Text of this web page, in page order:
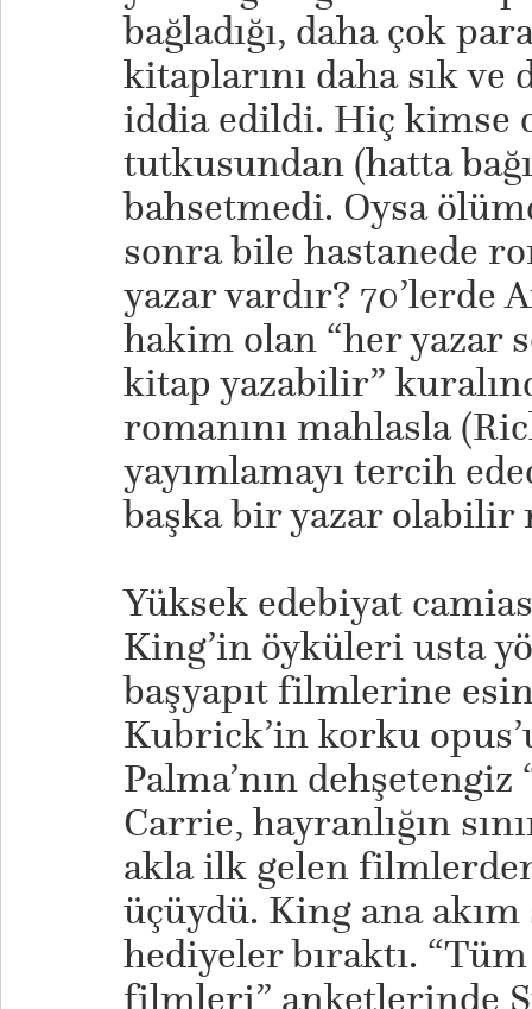
bağladığı, daha çok
kitaplarını daha sık ve
iddia edildi. Hiç kimse
tutkusundan (hatta
bahsetmedi. Oysa
sonra bile hastanede
yazar vardır? 70’lerde
hakim olan “her yazar
kitap yazabilir”
romanını mahlasla
yayımlamayı tercih
başka bir yazar olabilir
Yüksek edebiyat
King’in öyküleri usta
başyapıt filmlerine
Kubrick’in korku
Palma’nın
Carrie, hayranlığın
akla ilk gelen
üçüydü. King ana
hediyeler bıraktı.
filmleri” anketlerinde